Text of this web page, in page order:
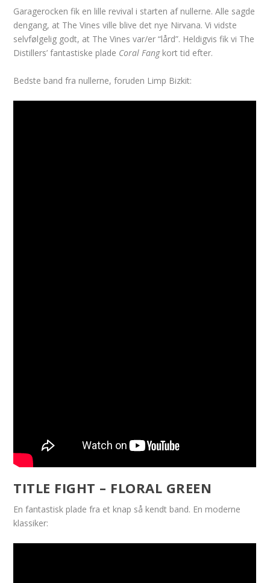
Garagerocken fik en lille revival i starten af nullerne. Alle sagde
dengang, at The Vines ville blive det nye Nirvana. Vi vidste
selvfølgelig godt, at The Vines var/er “lård”. Heldigvis fik vi The
Distillers’ fantastiske plade Coral Fangkort tid efter.
Bedste band fra nullerne, foruden Limp Bizkit:
TITLE FIGHT – FLORAL GREEN
En fantastisk plade fra et knap så kendt band. En moderne
klassiker: